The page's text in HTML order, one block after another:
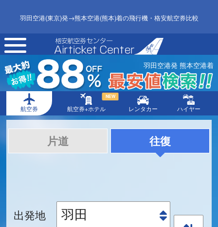
羽田空港(東京)発→熊本空港(熊本)着の飛行機・格安航空券比較
toggle
navigation
羽田空港発 熊本空港着
航空券 航空券+ホテル
NEW
レンタカー ハイヤー
片道 往復
出発地